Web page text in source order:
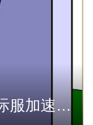
萤火突击国际服加速器使用教程